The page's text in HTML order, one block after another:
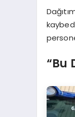
“Bu